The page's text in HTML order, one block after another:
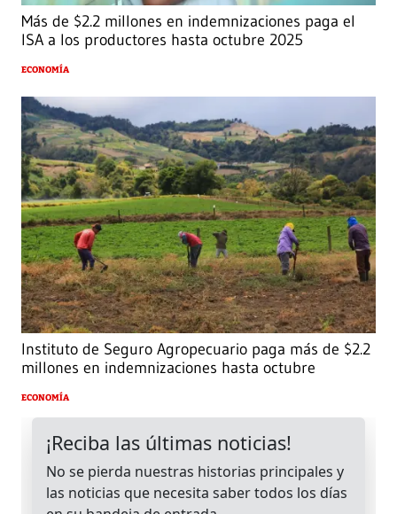
Más de $2.2 millones en indemnizaciones paga el
ISA a los productores hasta octubre 2025
ECONOMÍA
Instituto de Seguro Agropecuario paga más de $2.2
millones en indemnizaciones hasta octubre
ECONOMÍA